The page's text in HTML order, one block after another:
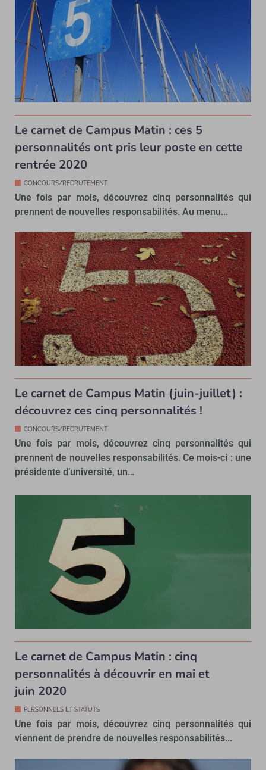
Le carnet de Campus Matin : ces 5
personnalités ont pris leur poste en cette
rentrée 2020
CONCOURS/RECRUTEMENT
Une fois par mois, découvrez cinq personnalités qui
prennent de nouvelles responsabilités. Au menu...
Le carnet de Campus Matin (juin-juillet) :
découvrez ces cinq personnalités !
CONCOURS/RECRUTEMENT
Une fois par mois, découvrez cinq personnalités qui
prennent de nouvelles responsabilités. Ce mois-ci : une
présidente d’université, un…
Le carnet de Campus Matin : cinq
personnalités à découvrir en mai et
juin 2020
PERSONNELS ET STATUTS
Une fois par mois, découvrez cinq personnalités qui
viennent de prendre de nouvelles responsabilités...